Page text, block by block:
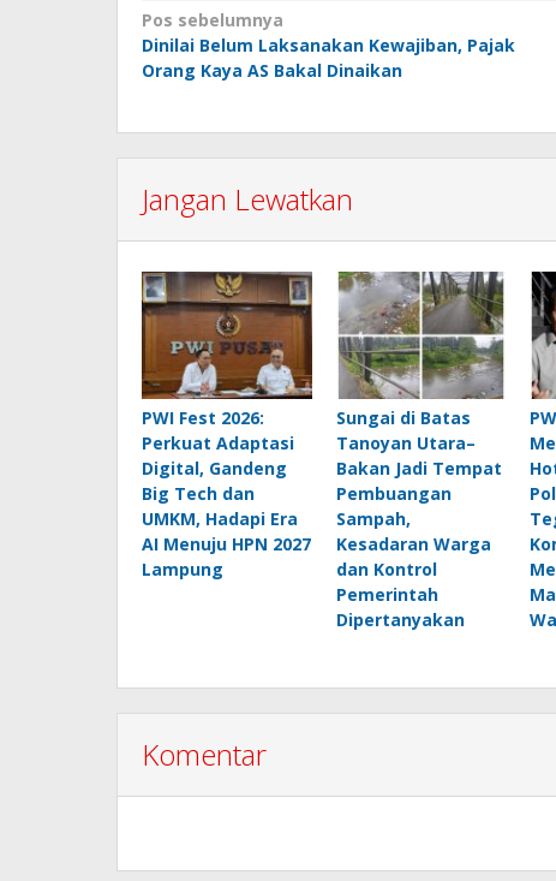
Navigasi
pos
Pos sebelumnya
Dinilai Belum Laksanakan Kewajiban, Pajak
Orang Kaya AS Bakal Dinaikan
Jangan Lewatkan
PWI Fest 2026:
Perkuat Adaptasi
Digital, Gandeng
Big Tech dan
UMKM, Hadapi Era
AI Menuju HPN 2027
Lampung
Sungai di Batas
Tanoyan Utara–
Bakan Jadi Tempat
Pembuangan
Sampah,
Kesadaran Warga
dan Kontrol
Pemerintah
Dipertanyakan
Komentar